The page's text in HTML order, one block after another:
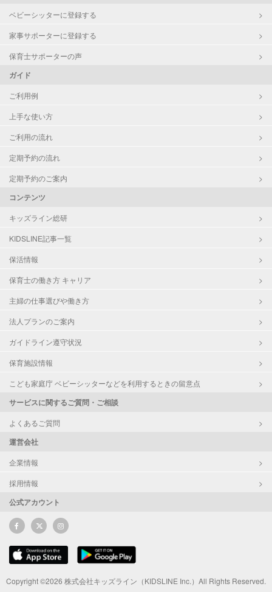
ベビーシッターに登録する
家事サポーターに登録する
保育士サポーターの声
ガイド
ご利用例
上手な使い方
ご利用の流れ
定期予約の流れ
定期予約のご案内
コンテンツ
キッズライン総研
KIDSLINE記事一覧
保活情報
保育士の働き方 キャリア
主婦の仕事選びや働き方
法人プランのご案内
ガイドライン遵守状況
保育施設情報
こども家庭庁 ベビーシッターなどを利用するときの留意点
サービスに関するご質問・ご相談
よくあるご質問
運営会社
企業情報
採用情報
公式アカウント
Copyright ©2026 株式会社キッズライン（KIDSLINE Inc.）All Rights Reserved.